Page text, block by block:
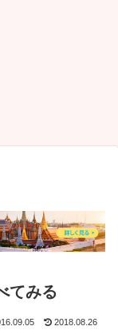
てみる
2018.08.26